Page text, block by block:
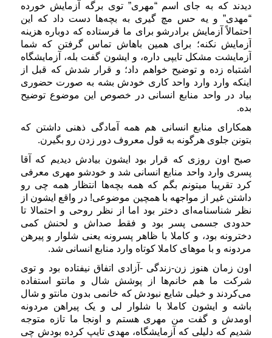
دیدند که به جای اسم “مهری” توی برگه آزمایش خورده
“مهدی” و یه حس مچ گیری به بچه‌ها دست داد که این
احتمالاً آزمایش برادرشو برای ما فرستاده که دوباره هزینه
آزمایش نکنه؛ برای همین باهاش تماس گرفتن که شما
آزمایشت مشکل تایپی داره، و ایشون گفت بله، آزمایشگاه
اشتباه زده و توضیح خواهم داد؛ و قرار شدش که قبل از
اینکه وارد وارد واحد کاری خودش بشه به صورت حضوری
بیاد در واحد منابع انسانی در خصوص این موضوع توضیح
بده.
همکارای منابع انسانی هم همه آمادگی ذهنی داشتن که
بتونن جلوی هرگونه به قول معروف دور زدن رو بگیرن.
صبح اون روزی که قرار بود ایشون بیادش دیدیم که آقا
پسری وارد واحد منابع انسانی شد و خودشو مهری معرفی
کرد تقریبا میتونم بگم که همه بچه‌ها انتظار همه چی رو
داشتن غیر از مواجهه با همچین موضوعی! در واقع ایشون از
نظر شناسنامه‌ای دختر بود اما از نظر روحی و احتمالا تا
حدودی جسمی پسر بود و فقط صداش و لحنش کمی
دخترونه بود، و کاملا با ظاهر پسرونه یعنی شلوار و پیرهن
مردونه و با موهای کاملا کوتاه وارد منابع انسانی شد.
اون زمان هنوز زن-زندگی -آزادی اتفاق نیفتاده بود و توی
شرکت ما هم خانم‌ها از پوشش شال و مانتو استفاده
می‌کردند و خیلی شایع نبودش که خانمی بدون مانتو و شال
باشه و ایشون کاملا با شلوار لی و یک پیراهن مردونه
اومدش و گفت من مهری هستم و اونجا ما تازه متوجه
شدیم که دلیلی که آزمایشگاه، مهدی تایپ کرده بودش چی